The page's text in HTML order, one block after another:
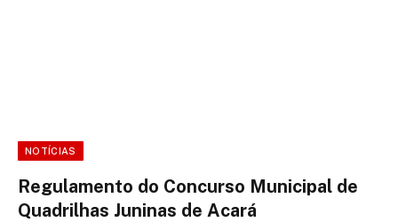
NOTÍCIAS
Regulamento do Concurso Municipal de
Quadrilhas Juninas de Acará